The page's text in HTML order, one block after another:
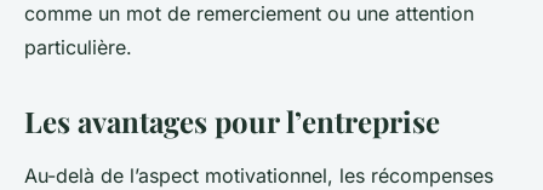
comme un mot de remerciement ou une attention
particulière.
Les avantages pour l’entreprise
Au-delà de l’aspect motivationnel, les récompenses